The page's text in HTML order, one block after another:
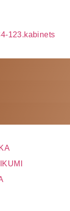
123.kabinets